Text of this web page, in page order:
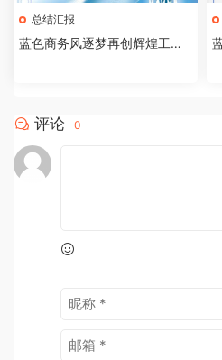
总结汇报
蓝色商务风逐梦再创辉煌工作
评论 0